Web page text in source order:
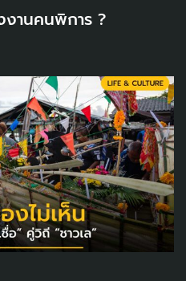
งานคนพิการ ?